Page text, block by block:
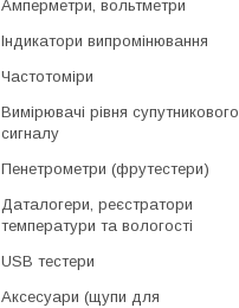
Амперметри, вольтметри
Індикатори випромінювання
Частотоміри
Вимірювачі рівня супутникового
сигналу
Пенетрометри (фрутестери)
Даталогери, реєстратори
температури та вологості
USB тестери
Аксесуари (щупи для